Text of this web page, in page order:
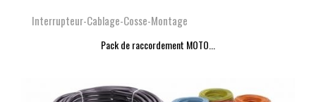
Interrupteur-Cablage-Cosse-Montage
Pack de raccordement MOTO...